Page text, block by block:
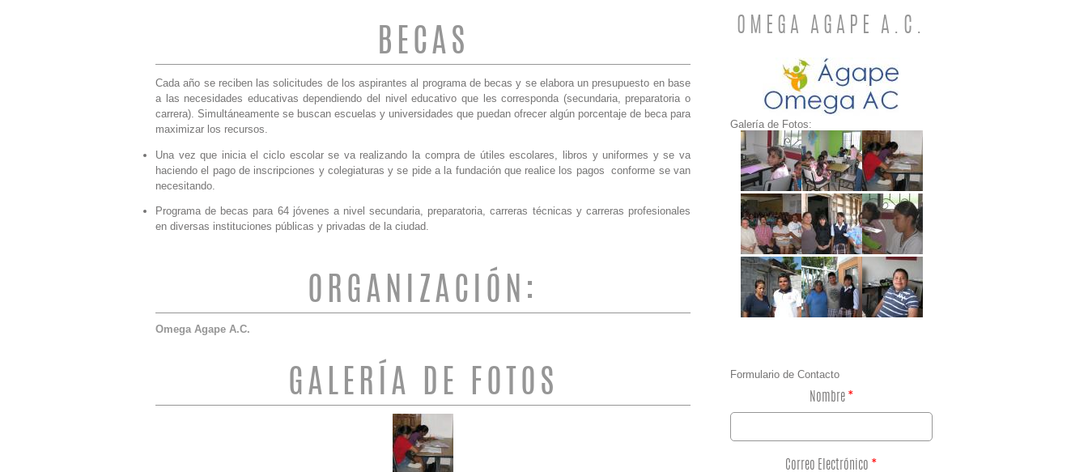
BECAS
Cada año se reciben las solicitudes de los aspirantes al programa de becas y se elabora un presupuesto en base
a las necesidades educativas dependiendo del nivel educativo que les corresponda (secundaria, preparatoria o
carrera). Simultáneamente se buscan escuelas y universidades que puedan ofrecer algún porcentaje de beca para
maximizar los recursos.
Una vez que inicia el ciclo escolar se va realizando la compra de útiles escolares, libros y uniformes y se va
haciendo el pago de inscripciones y colegiaturas y se pide a la fundación que realice los pagos conforme se van
necesitando.
Programa de becas para 64 jóvenes a nivel secundaria, preparatoria, carreras técnicas y carreras profesionales
en diversas instituciones públicas y privadas de la ciudad.
ORGANIZACIÓN:
Omega Agape A.C.
GALERÍA DE FOTOS
OMEGA AGAPE A.C.
Galería de Fotos:
Formulario de Contacto
Nombre *
Correo Electrónico *